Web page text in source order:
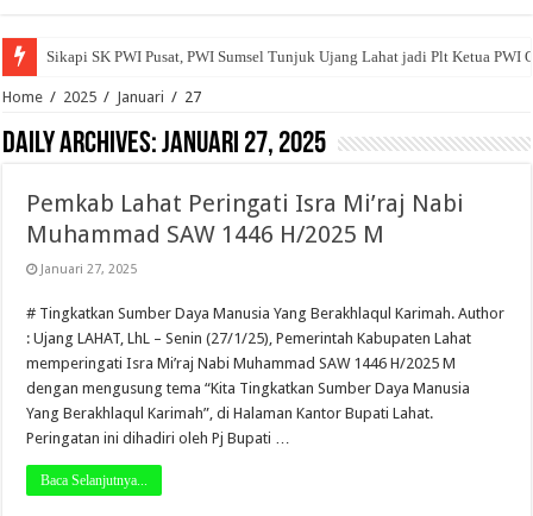
Sikapi SK PWI Pusat, PWI Sumsel Tunjuk Ujang Lahat jadi Plt Ketua PWI
Home / 2025 / Januari / 27
Daily Archives:Januari 27, 2025
Pemkab Lahat Peringati Isra Mi’raj Nabi
Muhammad SAW 1446 H/2025 M
Januari 27, 2025
# Tingkatkan Sumber Daya Manusia Yang Berakhlaqul Karimah. Author
: Ujang LAHAT, LhL – Senin (27/1/25), Pemerintah Kabupaten Lahat
memperingati Isra Mi’raj Nabi Muhammad SAW 1446 H/2025 M
dengan mengusung tema “Kita Tingkatkan Sumber Daya Manusia
Yang Berakhlaqul Karimah”, di Halaman Kantor Bupati Lahat.
Peringatan ini dihadiri oleh Pj Bupati …
Baca Selanjutnya...